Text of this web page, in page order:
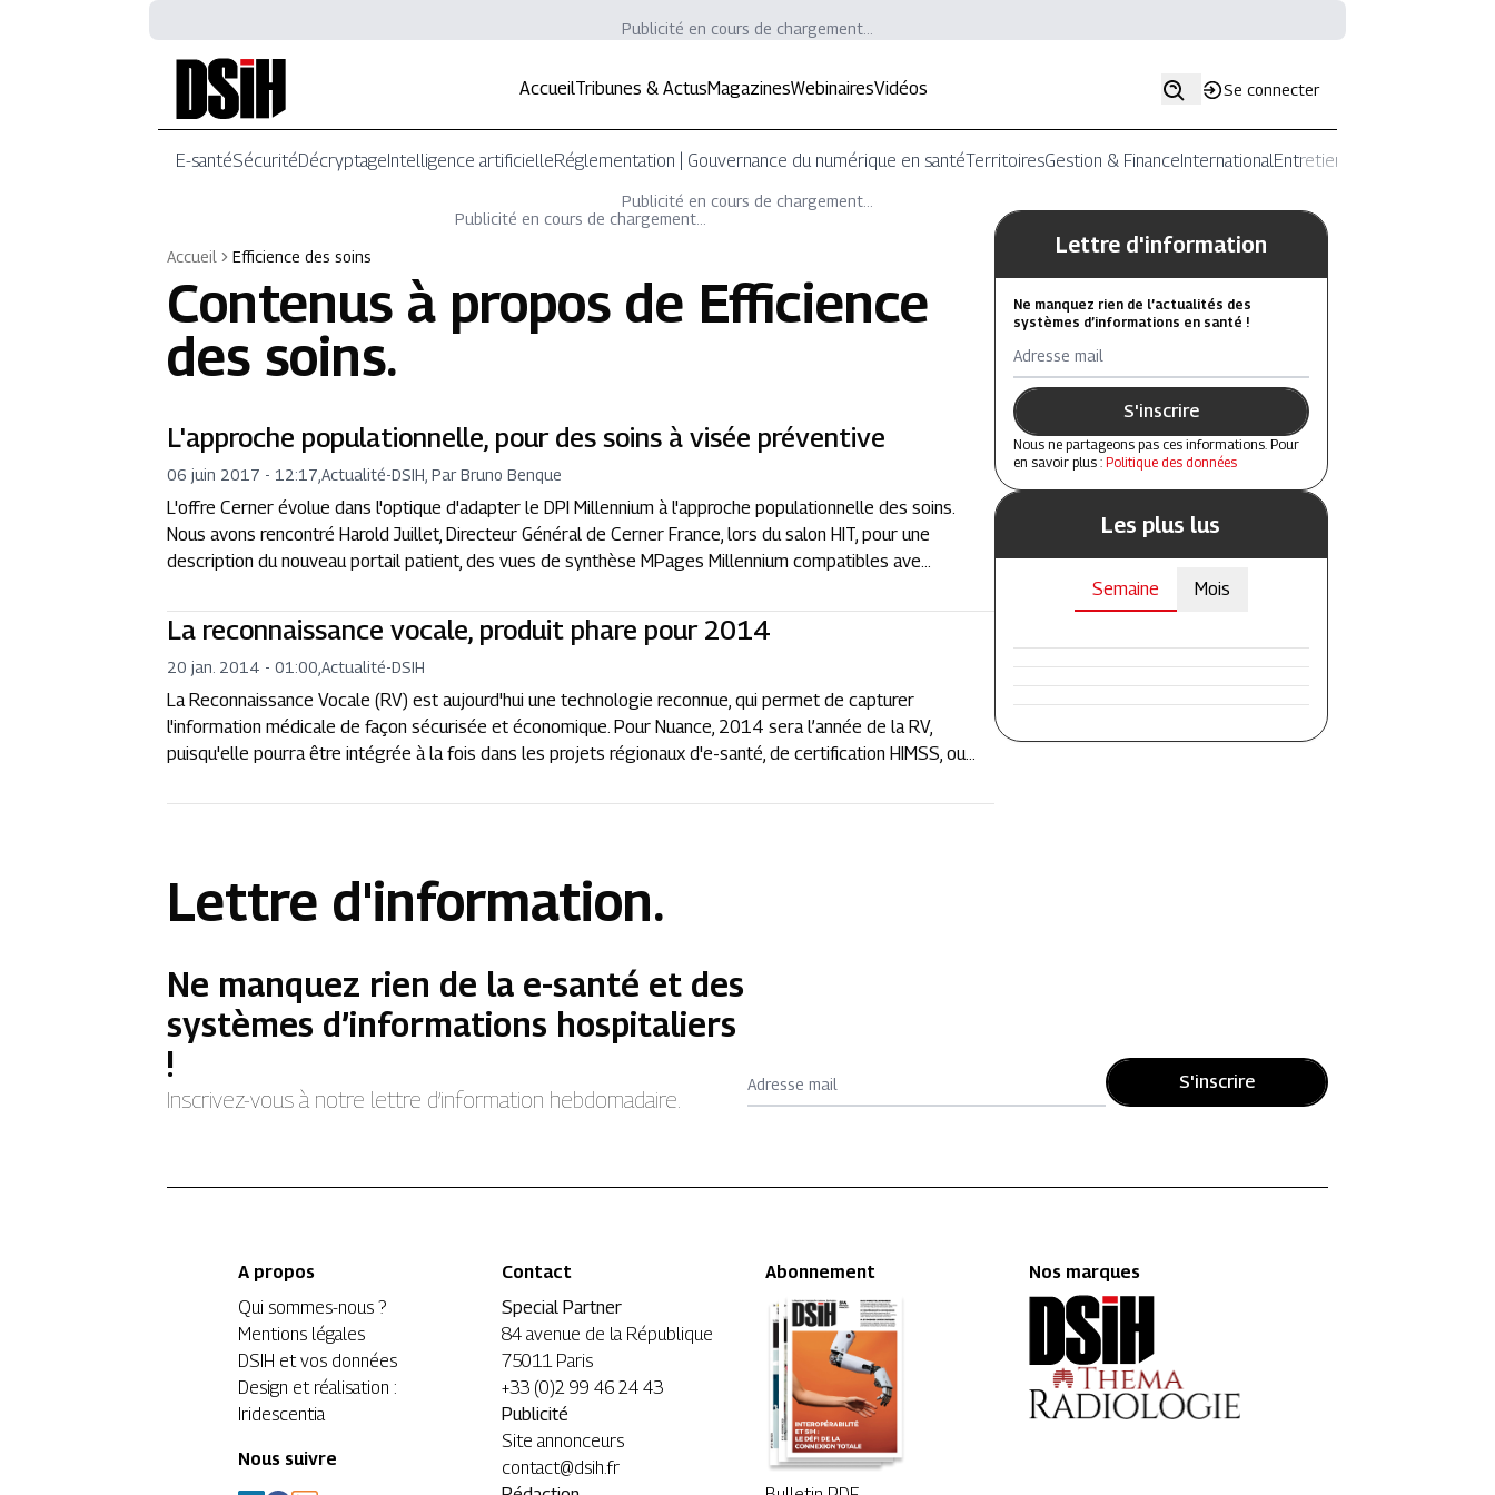
Publicité en cours de chargement...
AccueilTribunes & ActusMagazinesWebinairesVidéos Se connecter
E-santéSécuritéDécryptageIntelligence artificielleRéglementation | Gouvernance du numérique en santéTerritoiresGestion & FinanceInternationalEntretiens
Publicité en cours de chargement...
Publicité en cours de chargement...
Accueil
Efficience des soins
Contenus à propos de Efficience
des soins.
L'approche populationnelle, pour des soins à visée préventive
06 juin 2017 - 12:17 ,Actualité-DSIH, Par Bruno Benque
L'offre Cerner évolue dans l'optique d'adapter le DPI Millennium à l'approche populationnelle des soins.
Nous avons rencontré Harold Juillet, Directeur Général de Cerner France, lors du salon HIT, pour une
description du nouveau portail patient, des vues de synthèse MPages Millennium compatibles ave...
La reconnaissance vocale, produit phare pour 2014
20 jan. 2014 - 01:00 ,Actualité-DSIH
La Reconnaissance Vocale (RV) est aujourd'hui une technologie reconnue, qui permet de capturer
l'information médicale de façon sécurisée et économique. Pour Nuance, 2014 sera l’année de la RV,
puisqu'elle pourra être intégrée à la fois dans les projets régionaux d'e-santé, de certification HIMSS, ou...
Lettre d'information
Ne manquez rien de l’actualités des
systèmes d’informations en santé !
Adresse mail
S'inscrire
Nous ne partageons pas ces informations. Pour
en savoir plus : Politique des données
Les plus lus
Semaine Mois
Lettre d'information.
Ne manquez rien de la e-santé et des
systèmes d’informations hospitaliers
!
Inscrivez-vous à notre lettre d’information hebdomadaire.
Adresse mail S'inscrire
A propos
Qui sommes-nous ?
Mentions légales
DSIH et vos données
Design et réalisation :
Iridescentia
Nous suivre
Contact
Special Partner
84 avenue de la République
75011 Paris
+33 (0)2 99 46 24 43
Publicité
Site annonceurs
contact@dsih.fr
Abonnement Nos marques